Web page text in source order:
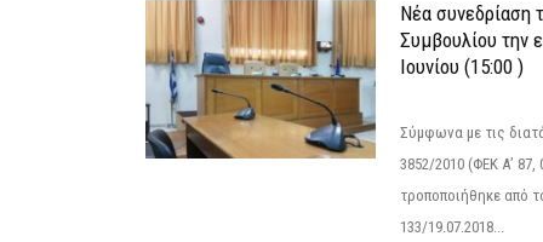
Νέα συνεδρίαση
Συμβουλίου την
Ιουνίου (15:00 )
Σύμφωνα με τις
3852/2010 (ΦΕΚ Α’ 87,
τροποποιήθηκε από
133/19.07.2018...